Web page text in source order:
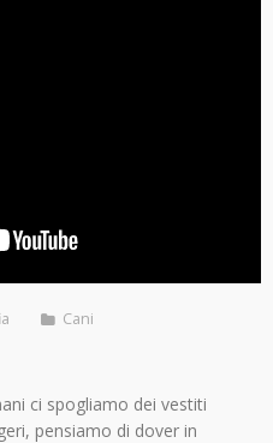
Cani
ci spogliamo dei vestiti
pensiamo di dover in